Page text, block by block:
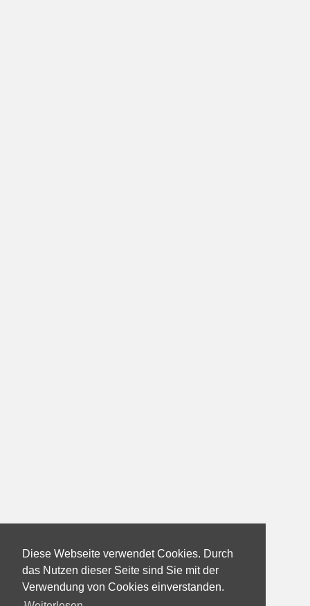
Diese Webseite verwendet Cookies. Durch
das Nutzen dieser Seite sind Sie mit der
Verwendung von Cookies einverstanden.